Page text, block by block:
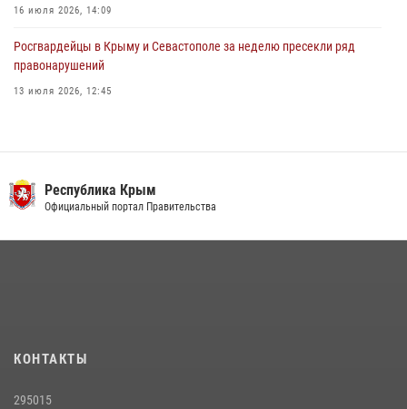
16 июля 2026, 14:09
Росгвардейцы в Крыму и Севастополе за неделю пресекли ряд
правонарушений
13 июля 2026, 12:45
В Ялте росгвардейцы задержали подозреваемого в краже
В крымской столице росгвардейцы задержали подозреваемую в
10 июля 2026, 15:10
Республика Крым
Официальный портал Правительства
КОНТАКТЫ
295015